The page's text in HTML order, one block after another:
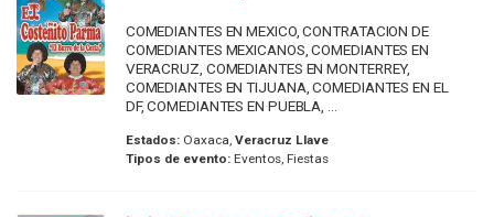
COMEDIANTES EN MEXICO, CONTRATACION DE
COMEDIANTES MEXICANOS, COMEDIANTES EN
VERACRUZ, COMEDIANTES EN MONTERREY,
COMEDIANTES EN TIJUANA, COMEDIANTES EN EL
DF, COMEDIANTES EN PUEBLA, ...
Estados:Oaxaca, Veracruz Llave
Tipos de evento:Eventos, Fiestas